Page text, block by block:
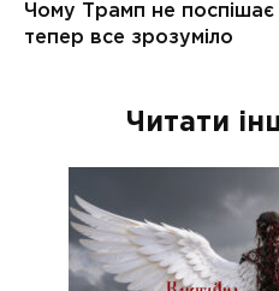
Читати